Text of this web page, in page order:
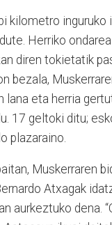
kilometro inguruko
Herriko
diren tokietatik
bezala,
lana eta herria
17 geltoki ditu;
plazaraino.
Muskerraren
Atxagak
aurkeztuko dena.